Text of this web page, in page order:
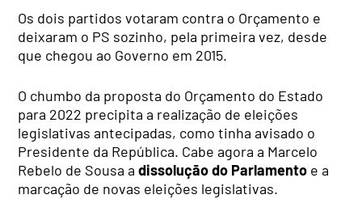
Os dois partidos votaram contra o Orçamento e
deixaram o PS sozinho, pela primeira vez, desde
que chegou ao Governo em 2015.
O chumbo da proposta do Orçamento do Estado
para 2022 precipita a realização de eleições
legislativas antecipadas, como tinha avisado o
Presidente da República. Cabe agora a Marcelo
Rebelo de Sousa adissolução do Parlamento e a
marcação de novas eleições legislativas.